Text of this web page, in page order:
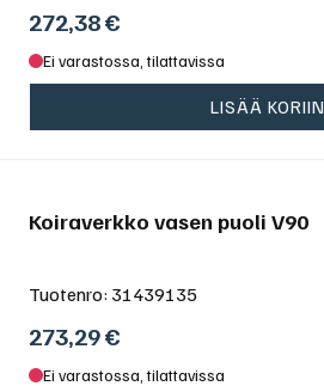
272,38€
Ei varastossa, tilattavissa
LISÄÄ KORIIN
Koiraverkko vasen puoli V90
Tuotenro: 31439135
273,29€
Ei varastossa, tilattavissa